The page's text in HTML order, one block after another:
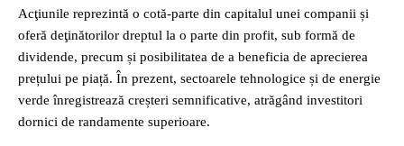
Acţiunile reprezintă o cotă-parte din capitalul unei companii și
oferă deţinătorilor dreptul la o parte din profit, sub formă de
dividende, precum și posibilitatea de a beneficia de aprecierea
prețului pe piață. În prezent, sectoarele tehnologice și de energie
verde înregistrează creșteri semnificative, atrăgând investitori
dornici de randamente superioare.